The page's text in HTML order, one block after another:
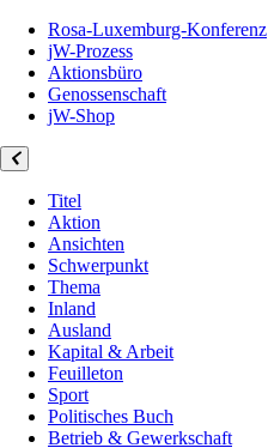
Rosa-Luxemburg-Konferenz
jW-Prozess
Aktionsbüro
Genossenschaft
jW-Shop
Titel
Aktion
Ansichten
Schwerpunkt
Thema
Inland
Ausland
Kapital & Arbeit
Feuilleton
Sport
Politisches Buch
Betrieb & Gewerkschaft